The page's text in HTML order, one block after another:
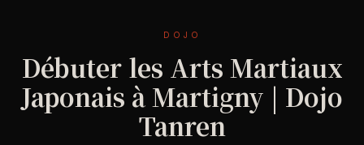
DOJO
Débuter les Arts Martiaux
Japonais à Martigny | Dojo
Tanren